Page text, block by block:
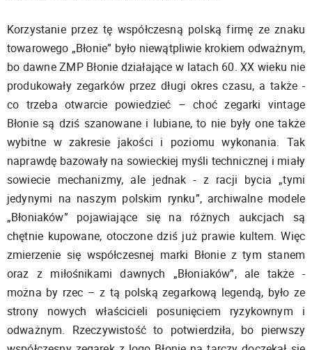
Korzystanie przez tę współczesną polską firmę ze znaku
towarowego „Błonie” było niewątpliwie krokiem odważnym,
bo dawne ZMP Błonie działające w latach 60. XX wieku nie
produkowały zegarków przez długi okres czasu, a także -
co trzeba otwarcie powiedzieć – choć zegarki vintage
Błonie są dziś szanowane i lubiane, to nie były one także
wybitne w zakresie jakości i poziomu wykonania. Tak
naprawdę bazowały na sowieckiej myśli technicznej i miały
sowiecie mechanizmy, ale jednak - z racji bycia „tymi
jedynymi na naszym polskim rynku”, archiwalne modele
„Błoniaków” pojawiające się na różnych aukcjach są
chętnie kupowane, otoczone dziś już prawie kultem. Więc
zmierzenie się współczesnej marki Błonie z tym stanem
oraz z miłośnikami dawnych „Błoniaków”, ale także -
można by rzec – z tą polską zegarkową legendą, było ze
strony nowych właścicieli posunięciem ryzykownym i
odważnym. Rzeczywistość to potwierdziła, bo pierwszy